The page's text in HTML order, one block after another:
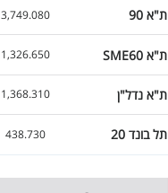
ת"א 90 3,749.080
ת"א SME60 1,326.650
ת"א נדל"ן 1,368.310
תל בונד 20 438.730